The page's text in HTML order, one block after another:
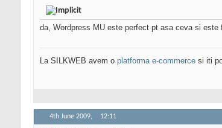
da, Wordpress MU este perfect pt asa ceva si este
La SILKWEB avem o platforma e-commerce si iti
4th June 2009, 12:11